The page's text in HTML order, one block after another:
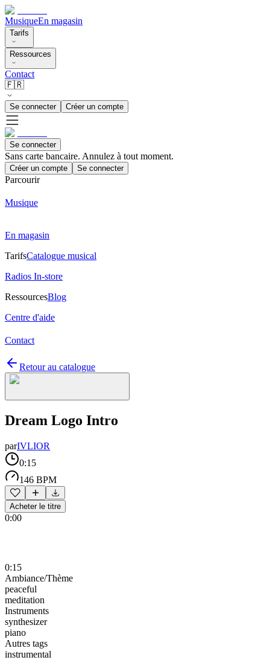
MusiqueEn magasin
Tarifs
Ressources
Contact
🇫🇷
Se connecter Créer un compte
Se connecter
Sans carte bancaire. Annulez à tout moment.
Créer un compte Se connecter
Parcourir
Musique
En magasin
TarifsCatalogue musical
Radios In-store
RessourcesBlog
Centre d'aide
Contact
Retour au catalogue
Dream Logo Intro
parIVLIOR
0:15
146 BPM
Acheter le titre
0:00
0:15
Ambiance/Thème
peaceful
meditation
Instruments
synthesizer
piano
Autres tags
instrumental